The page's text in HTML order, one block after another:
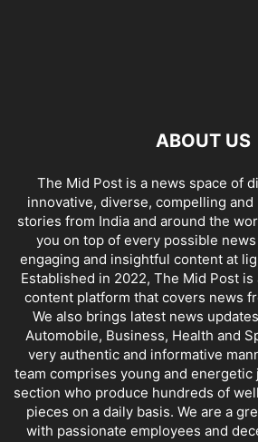
ABOUT US
The Mid Post is a news space of
innovative, diverse, compelling
stories from India and around the
you on top of every possible
engaging and insightful content at
Established in 2022, The Mid Post
content platform that covers news
We also brings latest news
Automobile, Business, Health and
very authentic and informative
team comprises young and
section who produce hundreds of
pieces on a daily basis. We are a
with passionate employees and